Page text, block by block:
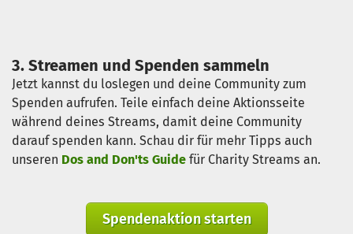
3. Streamen und Spenden sammeln
Jetzt kannst du loslegen und deine Community zum
Spenden aufrufen. Teile einfach deine Aktionsseite
während deines Streams, damit deine Community
darauf spenden kann. Schau dir für mehr Tipps auch
unseren Dos and Don'ts Guide für Charity Streams an.
Spendenaktion starten